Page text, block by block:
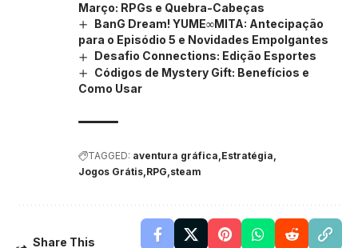
Março: RPGs e Quebra-Cabeças
BanG Dream! YUME∞MITA: Antecipação
para o Episódio 5 e Novidades Empolgantes
Desafio Connections: Edição Esportes
Códigos de Mystery Gift: Benefícios e
Como Usar
TAGGED: aventura gráfica Estratégia
Jogos Grátis RPG steam
Share This